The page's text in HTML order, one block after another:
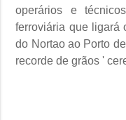
operários e
ferroviária que ligará
do Nortao ao Porto
recorde de grãos '